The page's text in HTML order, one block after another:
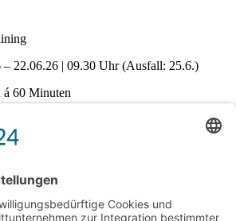
– 22.06.26 | 09.30 Uhr (Ausfall: 25.6.)
á 60 Minuten